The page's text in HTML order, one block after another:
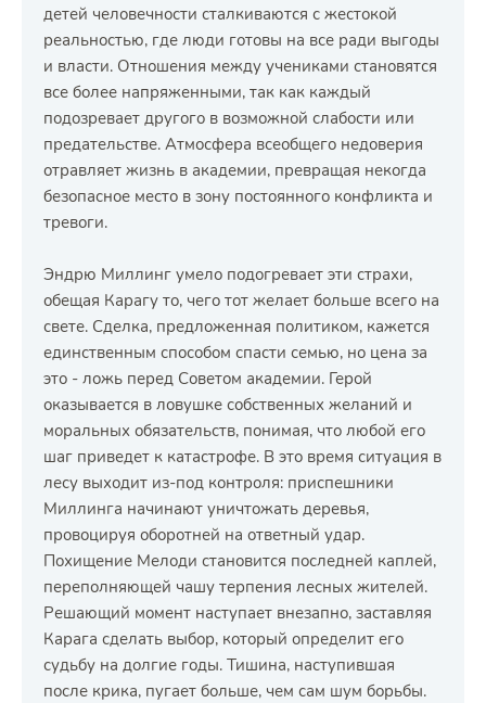
детей человечности сталкиваются с жестокой
реальностью, где люди готовы на все ради выгоды
и власти. Отношения между учениками становятся
все более напряженными, так как каждый
подозревает другого в возможной слабости или
предательстве. Атмосфера всеобщего недоверия
отравляет жизнь в академии, превращая некогда
безопасное место в зону постоянного конфликта и
тревоги.
Эндрю Миллинг умело подогревает эти страхи,
обещая Карагу то, чего тот желает больше всего на
свете. Сделка, предложенная политиком, кажется
единственным способом спасти семью, но цена за
это - ложь перед Советом академии. Герой
оказывается в ловушке собственных желаний и
моральных обязательств, понимая, что любой его
шаг приведет к катастрофе. В это время ситуация в
лесу выходит из-под контроля: приспешники
Миллинга начинают уничтожать деревья,
провоцируя оборотней на ответный удар.
Похищение Мелоди становится последней каплей,
переполняющей чашу терпения лесных жителей.
Решающий момент наступает внезапно, заставляя
Карага сделать выбор, который определит его
судьбу на долгие годы. Тишина, наступившая
после крика, пугает больше, чем сам шум борьбы.